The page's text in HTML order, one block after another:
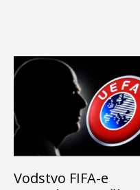
Vodstvo FIFA-e